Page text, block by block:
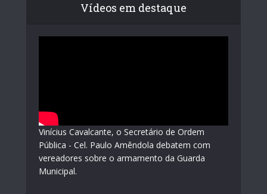
Vídeos em destaque
Vinícius Cavalcante, o Secretário de Ordem
Pública - Cel. Paulo Amêndola debatem com
vereadores sobre o armamento da Guarda
Municipal.